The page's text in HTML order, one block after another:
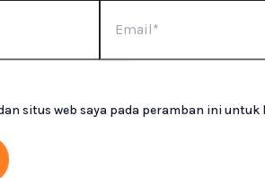
situs web saya pada peramban ini